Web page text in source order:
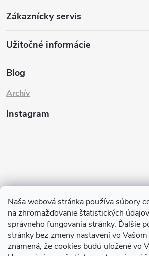
Naša webová stránka používa súbory
na zhromažďovanie štatistických
správneho fungovania stránky. Ďalšie
stránky bez zmeny nastavení vo
znamená, že cookies budú uložené vo
Zákaznícky servis
Užitočné informácie
Blog
Archív
Instagram
Sledovať na Instagrame
TIk Tok Instagram